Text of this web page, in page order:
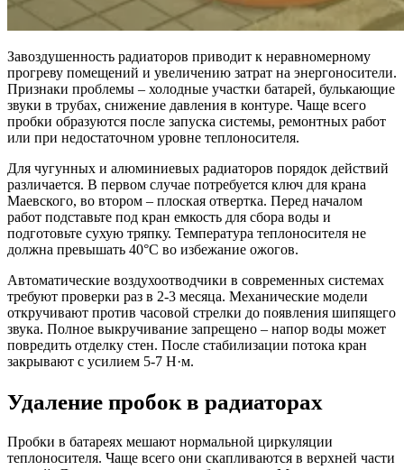
Завоздушенность радиаторов приводит к неравномерному
прогреву помещений и увеличению затрат на энергоносители.
Признаки проблемы – холодные участки батарей, булькающие
звуки в трубах, снижение давления в контуре. Чаще всего
пробки образуются после запуска системы, ремонтных работ
или при недостаточном уровне теплоносителя.
Для чугунных и алюминиевых радиаторов порядок действий
различается. В первом случае потребуется ключ для крана
Маевского, во втором – плоская отвертка. Перед началом
работ подставьте под кран емкость для сбора воды и
подготовьте сухую тряпку. Температура теплоносителя не
должна превышать 40°C во избежание ожогов.
Автоматические воздухоотводчики в современных системах
требуют проверки раз в 2-3 месяца. Механические модели
откручивают против часовой стрелки до появления шипящего
звука. Полное выкручивание запрещено – напор воды может
повредить отделку стен. После стабилизации потока кран
закрывают с усилием 5-7 Н·м.
Удаление пробок в радиаторах
Пробки в батареях мешают нормальной циркуляции
теплоносителя. Чаще всего они скапливаются в верхней части